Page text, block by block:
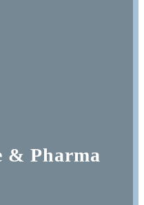
Karriere
& Pharma